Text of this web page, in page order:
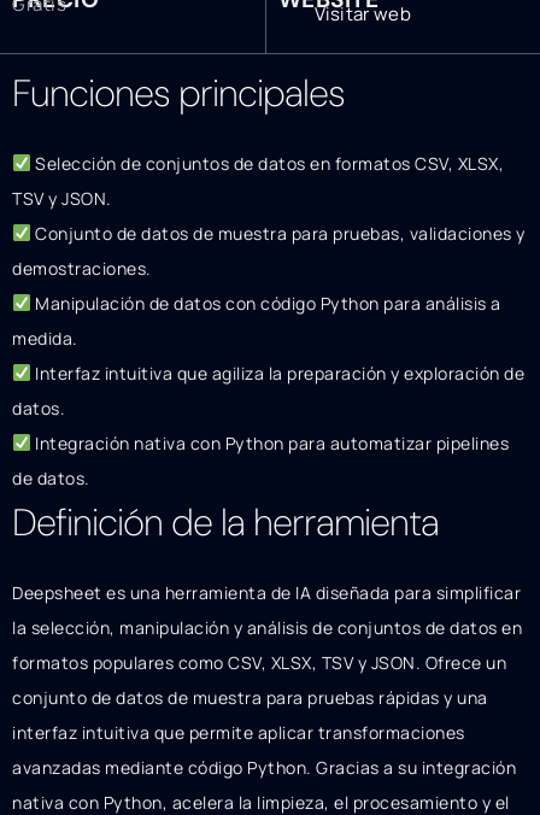
Visitar web
Funciones principales
Selección de conjuntos de datos en formatos CSV, XLSX,
TSV y JSON.
Conjunto de datos de muestra para pruebas, validaciones y
demostraciones.
Manipulación de datos con código Python para análisis a
medida.
Interfaz intuitiva que agiliza la preparación y exploración de
datos.
Integración nativa con Python para automatizar pipelines
de datos.
Definición de la herramienta
Deepsheet es una herramienta de IA diseñada para simplificar
la selección, manipulación y análisis de conjuntos de datos en
formatos populares como CSV, XLSX, TSV y JSON. Ofrece un
conjunto de datos de muestra para pruebas rápidas y una
interfaz intuitiva que permite aplicar transformaciones
avanzadas mediante código Python. Gracias a su integración
nativa con Python, acelera la limpieza, el procesamiento y el